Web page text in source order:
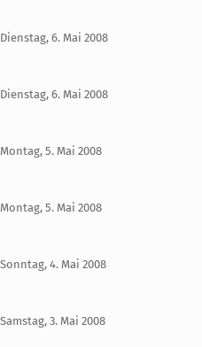
Dienstag, 6. Mai 2008
Dienstag, 6. Mai 2008
Montag, 5. Mai 2008
Montag, 5. Mai 2008
Sonntag, 4. Mai 2008
Samstag, 3. Mai 2008